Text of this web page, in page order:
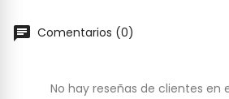
Comentarios (0)
No hay reseñas de clientes en